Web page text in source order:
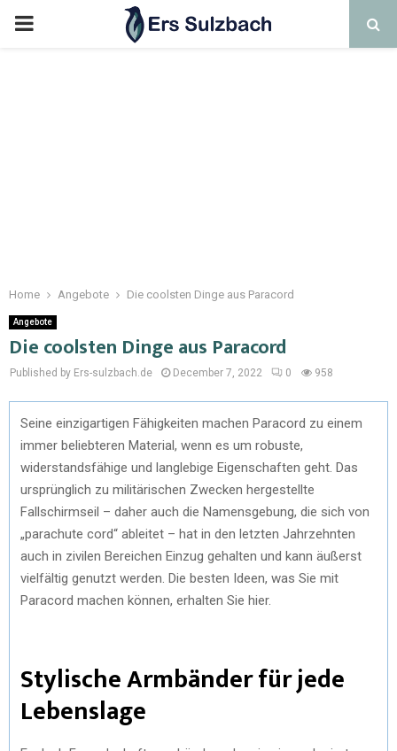
Home Angebote Die coolsten Dinge aus Paracord
Angebote
Die coolsten Dinge aus Paracord
Published by Ers-sulzbach.de December 7, 2022 0 958
Seine einzigartigen Fähigkeiten machen Paracord zu einem
immer beliebteren Material, wenn es um robuste,
widerstandsfähige und langlebige Eigenschaften geht. Das
ursprünglich zu militärischen Zwecken hergestellte
Fallschirmseil – daher auch die Namensgebung, die sich von
„parachute cord“ ableitet – hat in den letzten Jahrzehnten
auch in zivilen Bereichen Einzug gehalten und kann äußerst
vielfältig genutzt werden. Die besten Ideen, was Sie mit
Paracord machen können, erhalten Sie hier.
Stylische Armbänder für jede
Lebenslage